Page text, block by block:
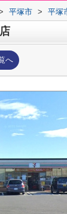
平塚市 > 平塚
へ